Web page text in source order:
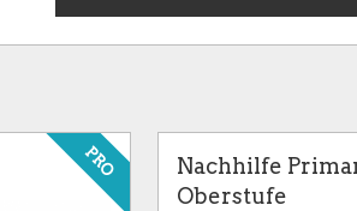
PRO
Nachhilfe
Oberstufe